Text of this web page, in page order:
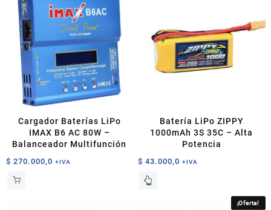
Cargador Baterías LiPo
IMAX B6 AC 80W –
Balanceador Multifunción
$ 270.000,0 +IVA
Batería LiPo ZIPPY
1000mAh 3S 35C – Alta
Potencia
$ 43.000,0 +IVA
¡Oferta!